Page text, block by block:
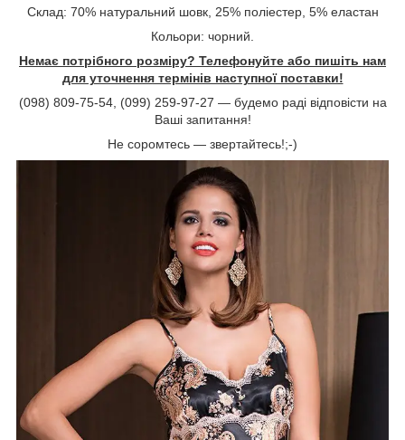
Склад: 70% натуральний шовк, 25% поліестер, 5% еластан
Кольори: чорний.
Немає потрібного розміру? Телефонуйте або пишіть нам
для уточнення термінів наступної поставки!
(098) 809-75-54, (099) 259-97-27 ― будемо раді відповісти на
Ваші запитання!
Не соромтесь ― звертайтесь!;-)